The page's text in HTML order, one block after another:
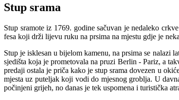
Stup srama
Stup sramote iz 1769. godine sačuvan je nedaleko
fesa koji drži lijevu ruku na prsima na mjestu gdje je
Stup je isklesan u bijelom kamenu, na prsima se nalazi
sjedišta koja je prometovala na pruzi Berlin - Pariz, a
predaji ostala je priča kako je stup srama dovezen u
mjesta uz puteljak koji vodi do mjesnog groblja. U
počinjeni grijeh, no danas je tek uspomena i turistička